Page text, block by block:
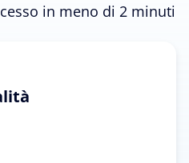
in meno di 2 minuti